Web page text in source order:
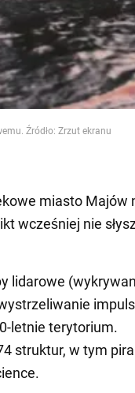
Źródło: Zrzut ekranu
miasto Majów
wcześniej nie
lidarowe
letnie terytorium.
struktur, w tym